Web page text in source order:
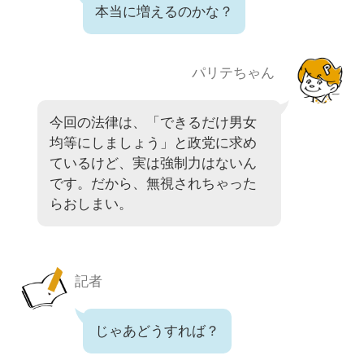
本当に増えるのかな？
パリテちゃん
今回の法律は、「できるだけ男女
均等にしましょう」と政党に求め
ているけど、実は強制力はないん
です。だから、無視されちゃった
らおしまい。
記者
じゃあどうすれば？